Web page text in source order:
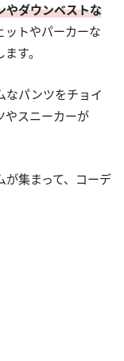
やダウンベストな
ットやパーカーな
す。
なパンツをチョイ
やスニーカーが
集まって、コーデ